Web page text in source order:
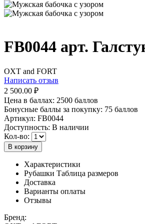
FB0044 арт.
OXT and FORT
Написать отзыв
2 500.00 ₽
Цена в баллах: 2500 баллов
Бонусные баллы за покупку: 75 баллов
Артикул: FB0044
Доступность: В наличии
Кол-во:
В корзину
Характеристики
Рубашки Таблица размеров
Доставка
Варианты оплаты
Отзывы
Бренд: